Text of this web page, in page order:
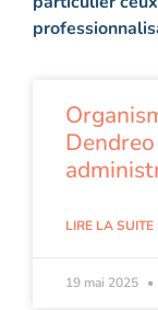
LIRE LA SUITE
19 mai 2025